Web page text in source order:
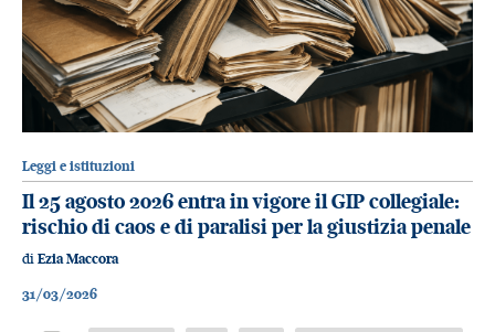
Leggi e istituzioni
Il 25 agosto 2026 entra in vigore il GIP collegiale:
rischio di caos e di paralisi per la giustizia penale
di Ezia Maccora
31/03/2026